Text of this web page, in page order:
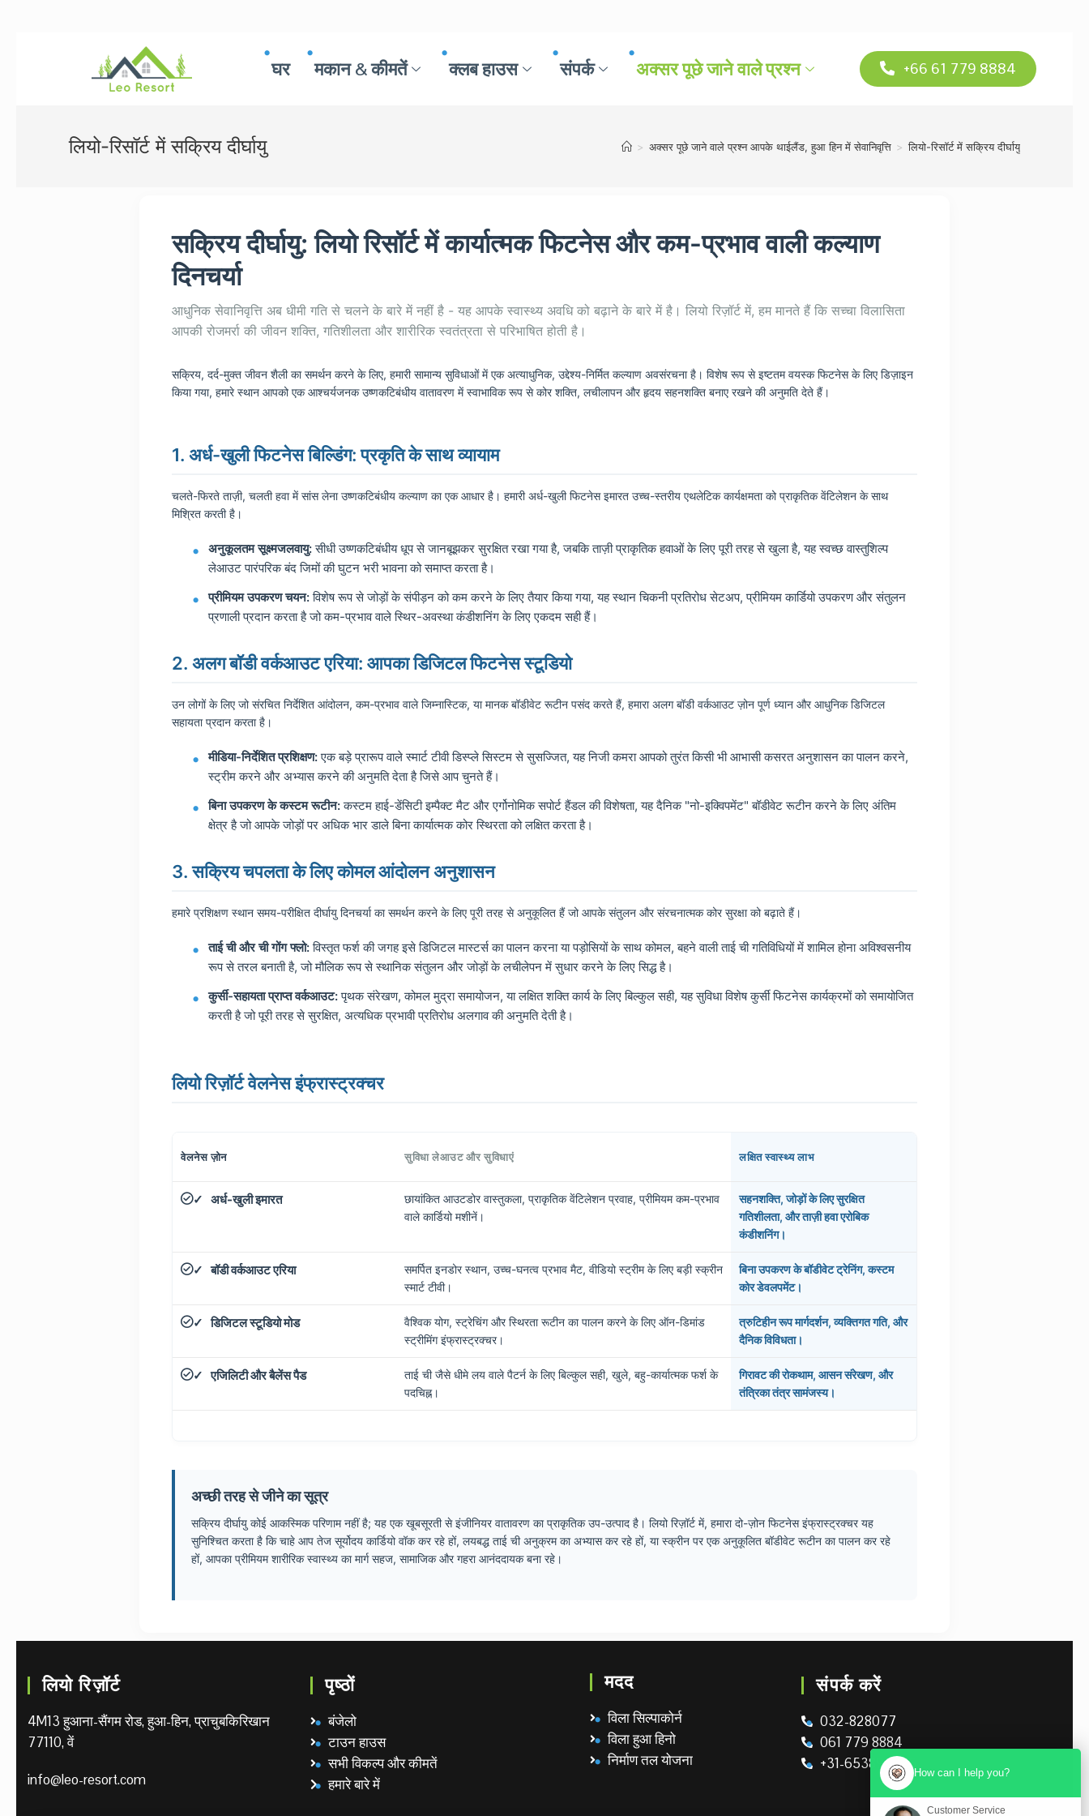
घर मकान & कीमतें क्लब हाउस संपर्क अक्सर पूछे जाने वाले प्रश्न +66 61 779 8884
लियो-रिसॉर्ट में सक्रिय दीर्घायु > अक्सर पूछे जाने वाले प्रश्न आपके थाईलैंड, हुआ हिन में सेवानिवृत्ति > लियो-रिसॉर्ट में सक्रिय दीर्घायु
सक्रिय दीर्घायु: लियो रिसॉर्ट में कार्यात्मक फिटनेस और कम-प्रभाव वाली कल्याण
दिनचर्या
आधुनिक सेवानिवृत्ति अब धीमी गति से चलने के बारे में नहीं है - यह आपके स्वास्थ्य अवधि को बढ़ाने के बारे में है। लियो रिज़ॉर्ट में, हम मानते हैं कि सच्चा विलासिता
आपकी रोजमर्रा की जीवन शक्ति, गतिशीलता और शारीरिक स्वतंत्रता से परिभाषित होती है।
सक्रिय, दर्द-मुक्त जीवन शैली का समर्थन करने के लिए, हमारी सामान्य सुविधाओं में एक अत्याधुनिक, उद्देश्य-निर्मित कल्याण अवसंरचना है। विशेष रूप से इष्टतम वयस्क फिटनेस के लिए डिज़ाइन
किया गया, हमारे स्थान आपको एक आश्चर्यजनक उष्णकटिबंधीय वातावरण में स्वाभाविक रूप से कोर शक्ति, लचीलापन और हृदय सहनशक्ति बनाए रखने की अनुमति देते हैं।
1. अर्ध-खुली फिटनेस बिल्डिंग: प्रकृति के साथ व्यायाम
चलते-फिरते ताज़ी, ​​चलती हवा में सांस लेना उष्णकटिबंधीय कल्याण का एक आधार है। हमारी अर्ध-खुली फिटनेस इमारत उच्च-स्तरीय एथलेटिक कार्यक्षमता को प्राकृतिक वेंटिलेशन के साथ
मिश्रित करती है।
अनुकूलतम सूक्ष्मजलवायु:सीधी उष्णकटिबंधीय धूप से जानबूझकर सुरक्षित रखा गया है, जबकि ताज़ी प्राकृतिक हवाओं के लिए पूरी तरह से खुला है, यह स्वच्छ वास्तुशिल्प
लेआउट पारंपरिक बंद जिमों की घुटन भरी भावना को समाप्त करता है।
प्रीमियम उपकरण चयन:विशेष रूप से जोड़ों के संपीड़न को कम करने के लिए तैयार किया गया, यह स्थान चिकनी प्रतिरोध सेटअप, प्रीमियम कार्डियो उपकरण और संतुलन
प्रणाली प्रदान करता है जो कम-प्रभाव वाले स्थिर-अवस्था कंडीशनिंग के लिए एकदम सही हैं।
2. अलग बॉडी वर्कआउट एरिया: आपका डिजिटल फिटनेस स्टूडियो
उन लोगों के लिए जो संरचित निर्देशित आंदोलन, कम-प्रभाव वाले जिम्नास्टिक, या मानक बॉडीवेट रूटीन पसंद करते हैं, हमारा अलग बॉडी वर्कआउट ज़ोन पूर्ण ध्यान और आधुनिक डिजिटल
सहायता प्रदान करता है।
मीडिया-निर्देशित प्रशिक्षण:एक बड़े प्रारूप वाले स्मार्ट टीवी डिस्प्ले सिस्टम से सुसज्जित, यह निजी कमरा आपको तुरंत किसी भी आभासी कसरत अनुशासन का पालन करने,
स्ट्रीम करने और अभ्यास करने की अनुमति देता है जिसे आप चुनते हैं।
बिना उपकरण के कस्टम रूटीन:कस्टम हाई-डेंसिटी इम्पैक्ट मैट और एर्गोनोमिक सपोर्ट हैंडल की विशेषता, यह दैनिक "नो-इक्विपमेंट" बॉडीवेट रूटीन करने के लिए अंतिम
क्षेत्र है जो आपके जोड़ों पर अधिक भार डाले बिना कार्यात्मक कोर स्थिरता को लक्षित करता है।
3. सक्रिय चपलता के लिए कोमल आंदोलन अनुशासन
हमारे प्रशिक्षण स्थान समय-परीक्षित दीर्घायु दिनचर्या का समर्थन करने के लिए पूरी तरह से अनुकूलित हैं जो आपके संतुलन और संरचनात्मक कोर सुरक्षा को बढ़ाते हैं।
ताई ची और ची गोंग फ्लो:विस्तृत फर्श की जगह इसे डिजिटल मास्टर्स का पालन करना या पड़ोसियों के साथ कोमल, बहने वाली ताई ची गतिविधियों में शामिल होना अविश्वसनीय
रूप से तरल बनाती है, जो मौलिक रूप से स्थानिक संतुलन और जोड़ों के लचीलेपन में सुधार करने के लिए सिद्ध है।
कुर्सी-सहायता प्राप्त वर्कआउट:पृथक संरेखण, कोमल मुद्रा समायोजन, या लक्षित शक्ति कार्य के लिए बिल्कुल सही, यह सुविधा विशेष कुर्सी फिटनेस कार्यक्रमों को समायोजित
करती है जो पूरी तरह से सुरक्षित, अत्यधिक प्रभावी प्रतिरोध अलगाव की अनुमति देती है।
लियो रिज़ॉर्ट वेलनेस इंफ्रास्ट्रक्चर
वेलनेस ज़ोन सुविधा लेआउट और सुविधाएं लक्षित स्वास्थ्य लाभ
✓ अर्ध-खुली इमारत
छायांकित आउटडोर वास्तुकला, प्राकृतिक वेंटिलेशन प्रवाह, प्रीमियम कम-प्रभाव
वाले कार्डियो मशीनें।
सहनशक्ति, जोड़ों के लिए सुरक्षित
गतिशीलता, और ताज़ी हवा एरोबिक
कंडीशनिंग।
✓ बॉडी वर्कआउट एरिया
समर्पित इनडोर स्थान, उच्च-घनत्व प्रभाव मैट, वीडियो स्ट्रीम के लिए बड़ी स्क्रीन
स्मार्ट टीवी।
बिना उपकरण के बॉडीवेट ट्रेनिंग, कस्टम
कोर डेवलपमेंट।
✓ डिजिटल स्टूडियो मोड
वैश्विक योग, स्ट्रेचिंग और स्थिरता रूटीन का पालन करने के लिए ऑन-डिमांड
स्ट्रीमिंग इंफ्रास्ट्रक्चर।
त्रुटिहीन रूप मार्गदर्शन, व्यक्तिगत गति, और
दैनिक विविधता।
✓ एजिलिटी और बैलेंस पैड
ताई ची जैसे धीमे लय वाले पैटर्न के लिए बिल्कुल सही, खुले, बहु-कार्यात्मक फर्श के
पदचिह्न।
गिरावट की रोकथाम, आसन संरेखण, और
तंत्रिका तंत्र सामंजस्य।
अच्छी तरह से जीने का सूत्र
सक्रिय दीर्घायु कोई आकस्मिक परिणाम नहीं है; यह एक खूबसूरती से इंजीनियर वातावरण का प्राकृतिक उप-उत्पाद है। लियो रिज़ॉर्ट में, हमारा दो-ज़ोन फिटनेस इंफ्रास्ट्रक्चर यह
सुनिश्चित करता है कि चाहे आप तेज सूर्योदय कार्डियो वॉक कर रहे हों, लयबद्ध ताई ची अनुक्रम का अभ्यास कर रहे हों, या स्क्रीन पर एक अनुकूलित बॉडीवेट रूटीन का पालन कर रहे
हों, आपका प्रीमियम शारीरिक स्वास्थ्य का मार्ग सहज, सामाजिक और गहरा आनंददायक बना रहे।
लियो रिज़ॉर्ट
4M13 हुआना-सैंगम रोड, हुआ-हिन, प्राचुबकिरिखान
77110, वें
info@leo-resort.com
पृष्ठों
बंजेलो
टाउन हाउस
सभी विकल्प और कीमतें
हमारे बारे में
मदद
विला सिल्पाकोर्न
विला हुआ हिनो
निर्माण तल योजना
संपर्क करें
032-828077
061 779 8884
+31-653895326
How can I help you?
Customer Service